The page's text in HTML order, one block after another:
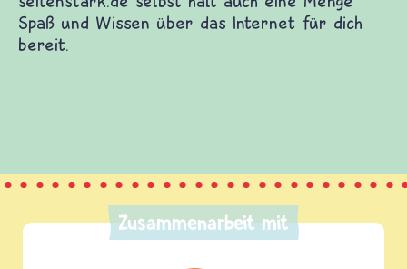
guten Kinderwebsites. Dort warten Spiele und
zu vielen verschiedenen Themen. Du kannst
Fragen stellen, selbst etwas beitragen
Zusammenarbeit mit